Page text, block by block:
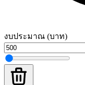
งบประมาณ (บาท)